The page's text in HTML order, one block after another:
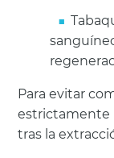
Para evitar
estrictamente
tras la